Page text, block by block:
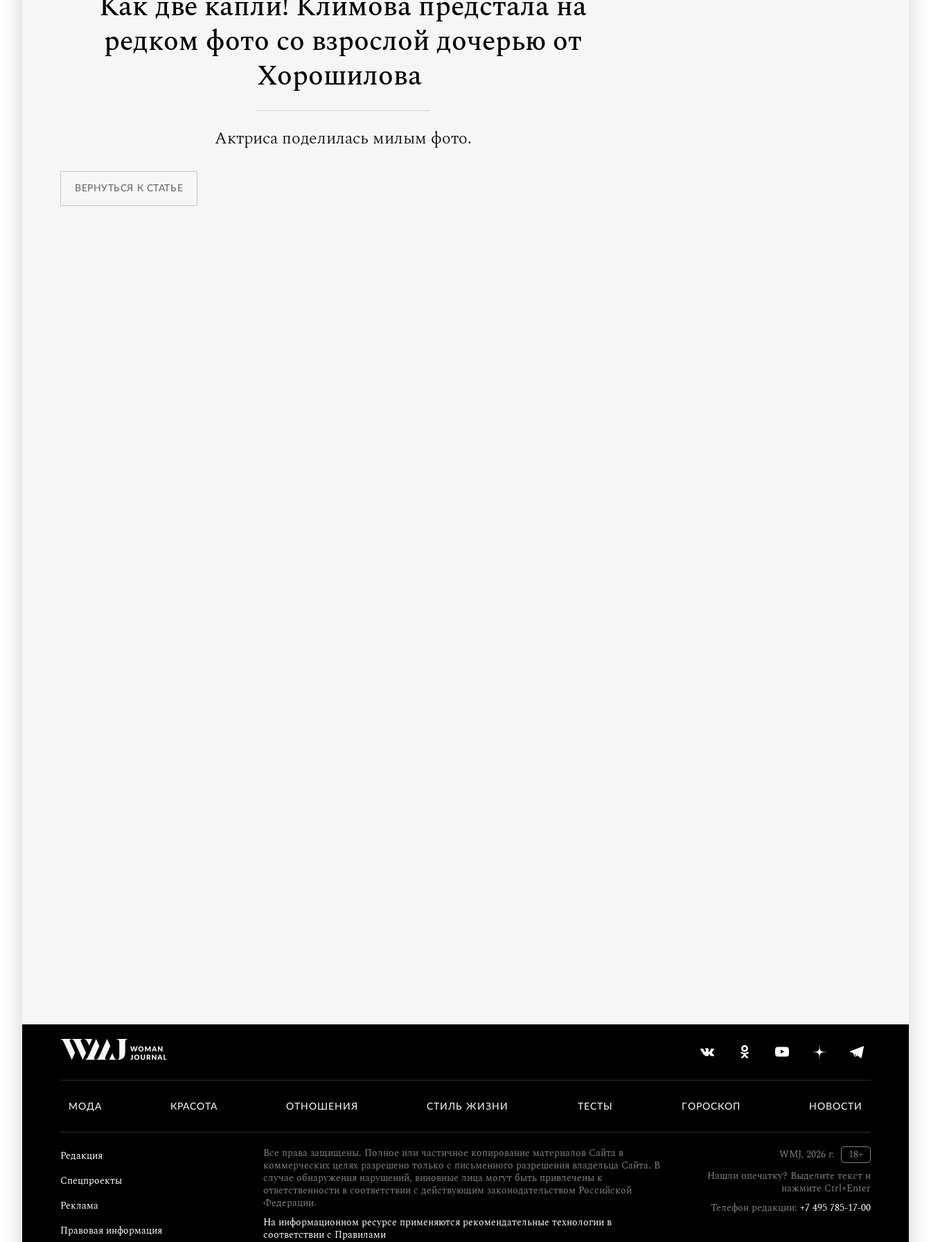
редком фото со взрослой дочерью от
Хорошилова
Актриса поделилась милым фото.
ВЕРНУТЬСЯ К СТАТЬЕ
МОДА КРАСОТА ОТНОШЕНИЯ СТИЛЬ ЖИЗНИ ТЕСТЫ ГОРОСКОП НОВОСТИ
Редакция
Спецпроекты
Реклама
Правовая информация
WMJ, 2026 г.
18+
Нашли опечатку? Выделите текст и
нажмите Ctrl+Enter
Телефон редакции: +7 495 785-17-00
Все права защищены. Полное или частичное копирование материалов Сайта в
коммерческих целях разрешено только с письменного разрешения владельца Сайта. В
случае обнаружения нарушений, виновные лица могут быть привлечены к
ответственности в соответствии с действующим законодательством Российской
Федерации.
На информационном ресурсе применяются рекомендательные технологии в
соответствии с Правилами